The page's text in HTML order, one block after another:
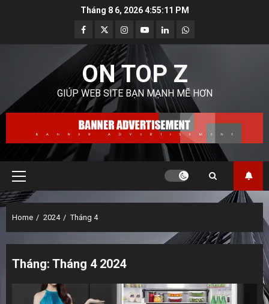
Tháng 8 6, 20264:55:13 PM
Facebook
TwitterInstagram
YoutubeLinkedinWhatsapp
ON TOP Z
GIÚP WEB SITE BẠN MẠNH MẼ HƠN
Primary
Menu
Home 2024 Tháng 4
Tháng: Tháng 4 2024